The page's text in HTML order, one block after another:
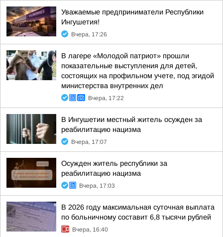
Уважаемые предприниматели Республики
Ингушетия!
Вчера, 17:26
В лагере «Молодой патриот» прошли
показательные выступления для детей,
состоящих на профильном учете, под эгидой
министерства внутренних дел
Вчера, 17:22
В Ингушетии местный житель осужден за
реабилитацию нацизма
Вчера, 17:07
Осужден житель республики за
реабилитацию нацизма
Вчера, 17:03
В 2026 году максимальная суточная выплата
по больничному составит 6,8 тысячи рублей
Вчера, 16:40